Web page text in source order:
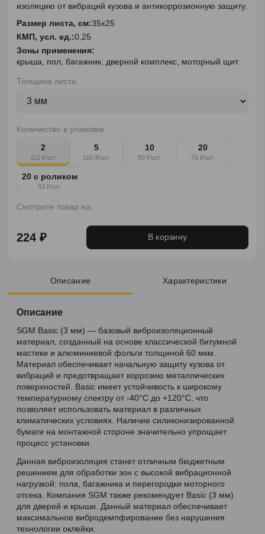
изоляцию от вибраций кузова и антикоррозионную защиту.
Размер листа, см:35х25
КМП, усл. ед.:0,25
Зоны применения:
крыша, пол, багажник, дверной комплекс, моторный щит
Толщина листа:
Количество в упаковке:
2
112 ₽/шт.
5
100 ₽/шт.
10
89 ₽/шт.
20
76 ₽/шт.
20 с роликом
93 ₽/шт.
Смотрите товар на:
224 ₽ В корзину
Описание Характеристики
Описание
SGM Basic (3 мм) — базовый виброизоляционный
материал, созданный на основе классической битумной
мастики и алюминиевой фольги толщиной 60 мкм.
Материал обеспечивает начальную защиту кузова от
вибраций и предотвращает коррозию металлических
поверхностей. Basic имеет устойчивость к широкому
температурному спектру от -40°C до +120°C, что
позволяет использовать материал в различных
климатических условиях. Наличие силиконизированной
бумаги на монтажной стороне значительно упрощает
процесс установки.
Данная виброизоляция станет отличным бюджетным
решением для обработки зон с высокой вибрационной
нагрузкой: пола, багажника и перегородки моторного
отсека. Компания SGM также рекомендует Basic (3 мм)
для дверей и крыши. Данный материал обеспечивает
максимальное вибродемпфирование без нарушения
технологии оклейки.